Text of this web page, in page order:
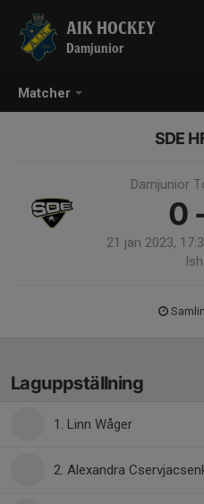
Matcher
AIK HOCKEY
Damjunior
SDE
Damjunior
0
21 jan 2023,
Laguppställning
1. Linn Wåger
2. Alexandra